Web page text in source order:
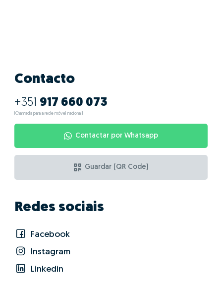
Contacto
+351 917 660 073
(Chamada para a rede móvel nacional)
Contactar por Whatsapp
Guardar (QR Code)
Redes sociais
Facebook
Instagram
Linkedin